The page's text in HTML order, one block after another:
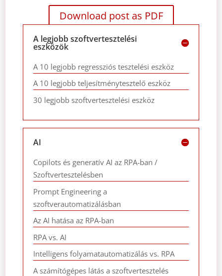
Download post as PDF
A legjobb szoftvertesztelési
eszközök
A 10 legjobb regressziós tesztelési eszköz
A 10 legjobb teljesítménytesztelő eszköz
30 legjobb szoftvertesztelési eszköz
AI
Copilots és generatív AI az RPA-ban /
Szoftvertesztelésben
Prompt Engineering a
szoftverautomatizálásban
Az AI hatása az RPA-ban
RPA vs. AI
Intelligens folyamatautomatizálás vs. RPA
A számítógépes látás a szoftvertesztelés